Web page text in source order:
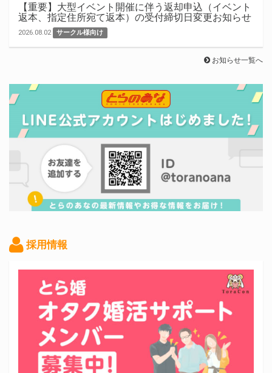
【重要】大型イベント開催に伴う返却申込（イベント
返本、指定住所宛て返本）の受付締切日変更お知らせ
2026.08.02 サークル様向け
お知らせ一覧へ
採用情報